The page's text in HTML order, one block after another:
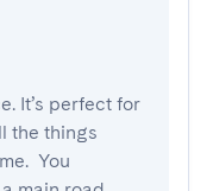
It’s perfect for
the things
You